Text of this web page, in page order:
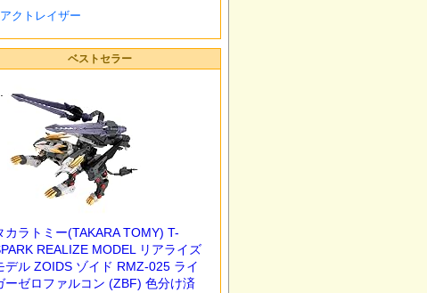
アクトレイザー
ベストセラー